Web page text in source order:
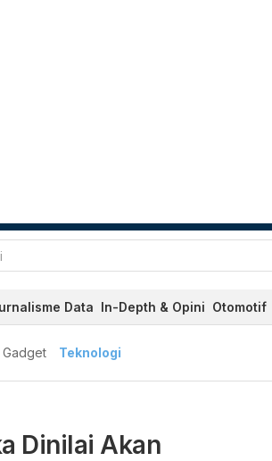
Data In-Depth & Opini Otomotif
Gadget Teknologi
Dinilai Akan